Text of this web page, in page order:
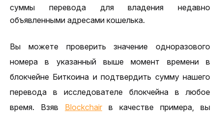
суммы перевода для владения недавно
объявленными адресами кошелька.
Вы можете проверить значение одноразового
номера в указанный выше момент времени в
блокчейне Биткоина и подтвердить сумму нашего
перевода в исследователе блокчейна в любое
время. Взяв Blockchair в качестве примера, вы